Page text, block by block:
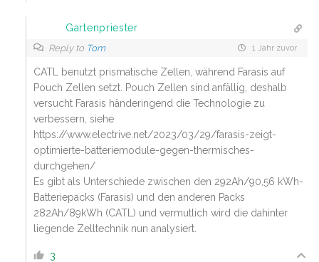
Gartenpriester
Reply to Tom 1 Jahr zuvor
CATL benutzt prismatische Zellen, während Farasis auf
Pouch Zellen setzt. Pouch Zellen sind anfällig, deshalb
versucht Farasis händeringend die Technologie zu
verbessern, siehe
https://www.electrive.net/2023/03/29/farasis-zeigt-
optimierte-batteriemodule-gegen-thermisches-
durchgehen/
Es gibt als Unterschiede zwischen den 292Ah/90,56 kWh-
Batteriepacks (Farasis) und den anderen Packs
282Ah/89kWh (CATL) und vermutlich wird die dahinter
liegende Zelltechnik nun analysiert.
3